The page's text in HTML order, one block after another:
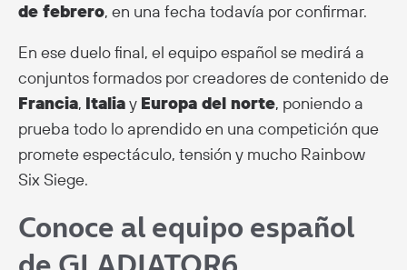
de febrero, en una fecha todavía por confirmar.
En ese duelo final, el equipo español se medirá a
conjuntos formados por creadores de contenido de
Francia, Italiay Europa del norte, poniendo a
prueba todo lo aprendido en una competición que
promete espectáculo, tensión y mucho Rainbow
Six Siege.
Conoce al equipo español